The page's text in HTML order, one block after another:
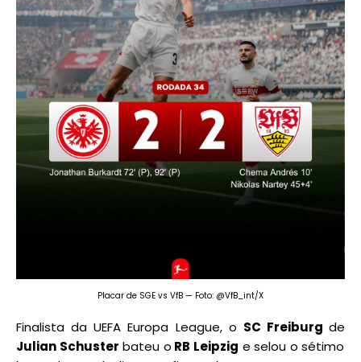
Placar de SGE vs VfB — Foto: @VfB_int/X
Finalista da UEFA Europa League, o SC Freiburg de
Julian Schuster bateu o RB Leipzig e selou o sétimo